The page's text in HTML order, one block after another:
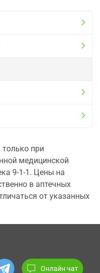
при
медицинской
9-1-1. Цены на
в аптечных
от указанных
Онлайн чат